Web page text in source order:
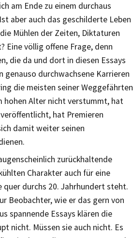
am Ende zu einem durchaus
aber auch das geschilderte Leben
Mühlen der Zeiten, Diktaturen
Eine völlig offene Frage, denn
die da und dort in diesen Essays
genauso durchwachsene Karrieren
die meisten seiner Weggefährten
hohen Alter nicht verstummt, hat
hat Premieren
damit weiter seinen
zurückhaltende
Charakter auch für eine
durchs 20. Jahrhundert steht.
Beobachter, wie er das gern von
spannende Essays klären die
nicht. Müssen sie auch nicht. Es